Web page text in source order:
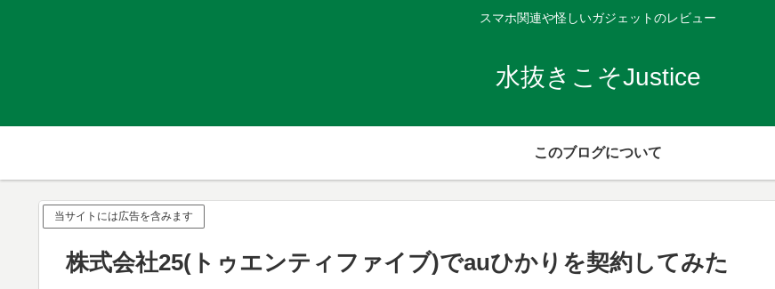
スマホ関連や怪しいガジェットのレビュー
水抜きこそJustice
このブログについて
当サイトには広告を含みます
株式会社25(トゥエンティファイブ)でauひかりを契約してみた